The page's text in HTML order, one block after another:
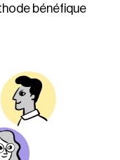
bénéfique